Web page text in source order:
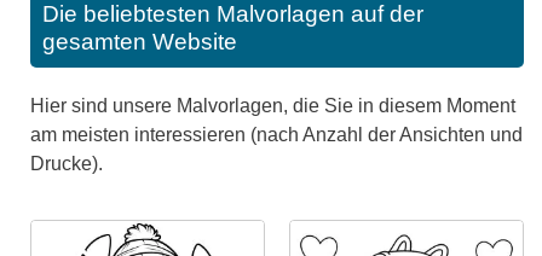
Die beliebtesten Malvorlagen auf der
gesamten Website
Hier sind unsere Malvorlagen, die Sie in diesem Moment
am meisten interessieren (nach Anzahl der Ansichten und
Drucke).